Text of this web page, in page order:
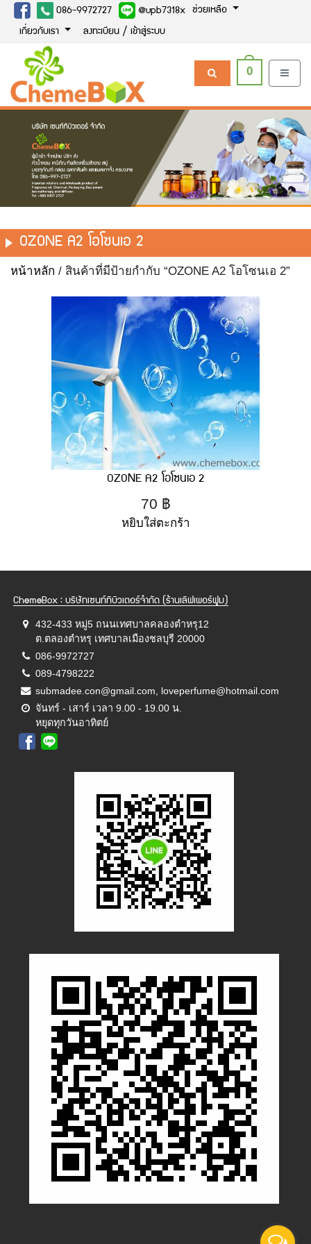
086-9972727 @upb7318x ช่วยเหลือ
เกี่ยวกับเรา ลงทะเบียน / เข้าสู่ระบบ
0
OZONE A2 โอโซนเอ 2
หน้าหลัก / สินค้าที่มีป้ายกำกับ “OZONE A2 โอโซนเอ 2”
OZONE A2 โอโซนเอ 2
70 ฿
หยิบใส่ตะกร้า
ChemeBox : บริษัทเซนท์ทิบิวเตอร์จำกัด (ร้านเลิฟเพอร์ฟูม)
432-433 หมู่5 ถนนเทศบาลคลองตำหรุ12
ต.ตลองตำหรุ เทศบาลเมืองชลบุรี 20000
086-9972727
089-4798222
submadee.con@gmail.com, loveperfume@hotmail.com
จันทร์ - เสาร์ เวลา 9.00 - 19.00 น.
หยุดทุกวันอาทิตย์